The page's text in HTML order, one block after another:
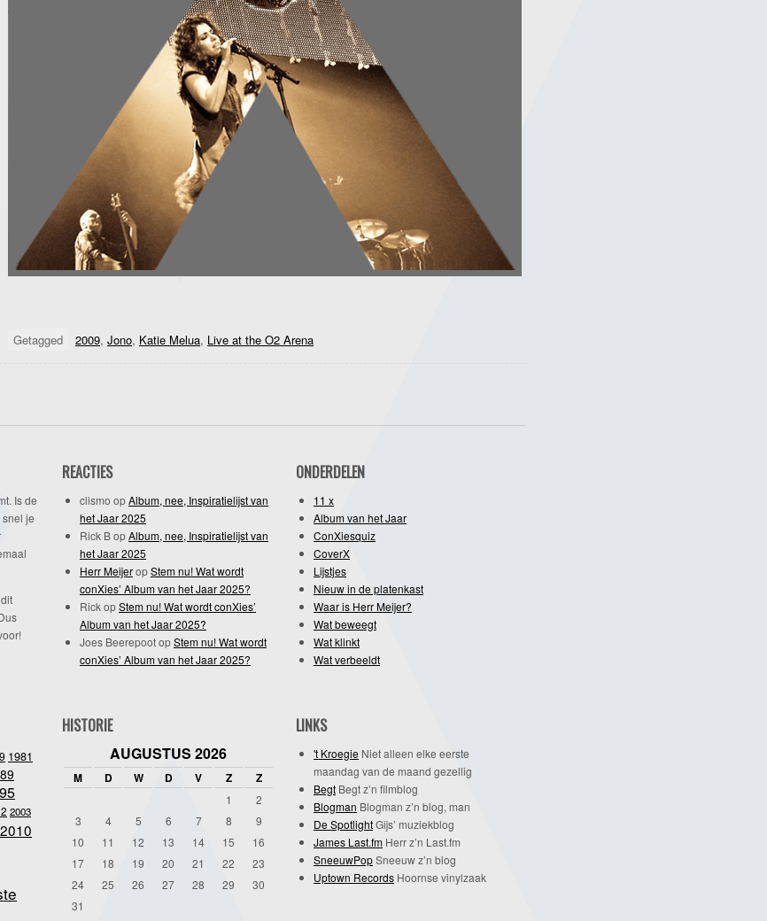
Getagged 2009, Jono, Katie Melua, Live at the O2 Arena
Is de
je
REACTIES
clismo opAlbum, nee, Inspiratielijst van
het Jaar 2025
Rick BopAlbum, nee, Inspiratielijst van
het Jaar 2025
Herr MeijeropStem nu! Wat wordt
conXies’ Album van het Jaar 2025?
RickopStem nu! Wat wordt conXies’
Album van het Jaar 2025?
Joes BeerepootopStem nu! Wat wordt
conXies’ Album van het Jaar 2025?
ONDERDELEN
11 x
Album van het Jaar
ConXiesquiz
CoverX
Lijstjes
Nieuw in de platenkast
Waar is Herr Meijer?
Wat beweegt
Wat klinkt
Wat verbeeldt
1981
2003
2010
HISTORIE
AUGUSTUS 2026
M D W D V Z Z
1
2
3
4 5 6 7 8
9
10
11 12 13 14 15
16
17
18 19 20 21 22
23
24
25 26 27 28 29
30
31
LINKS
't Kroegie Niet alleen elke eerste
maandag van de maand gezellig
Begt Begt z’n filmblog
Blogman Blogman z’n blog, man
De SpotlightGijs’ muziekblog
James Last.fm Herr z’n Last.fm
SneeuwPopSneeuw z’n blog
Uptown Records Hoornse vinylzaak